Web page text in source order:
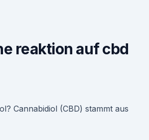
reaktion auf cbd
Cannabidiol (CBD) stammt aus